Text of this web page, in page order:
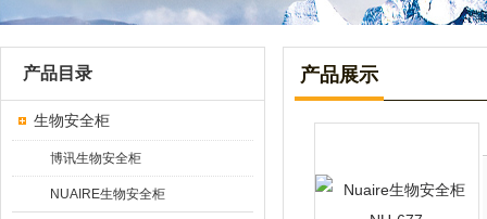
产品目录
生物安全柜
博讯生物安全柜
NUAIRE生物安全柜
产品展示